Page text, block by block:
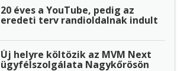
20 éves a YouTube, pedig az
eredeti terv randioldalnak indult
Új helyre költözik az MVM Next
ügyfélszolgálata Nagykőrösön